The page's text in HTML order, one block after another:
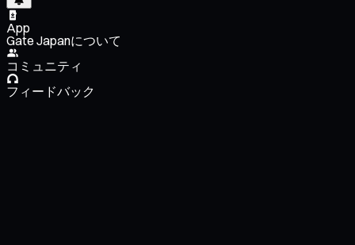
App
Gate Japanについて
コミュニティ
フィードバック